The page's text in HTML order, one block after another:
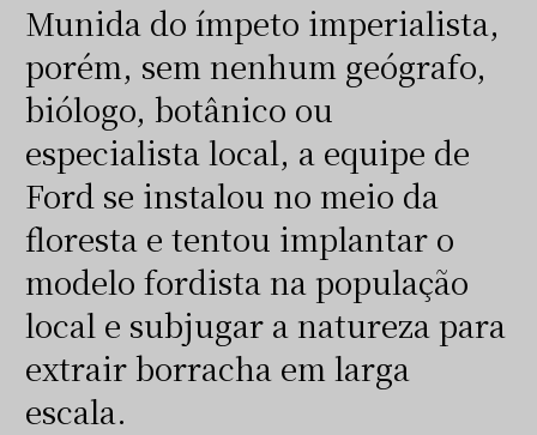
Munida do ímpeto imperialista,
porém, sem nenhum geógrafo,
biólogo, botânico ou
especialista local, a equipe de
Ford se instalou no meio da
floresta e tentou implantar o
modelo fordista na população
local e subjugar a natureza para
extrair borracha em larga
escala.